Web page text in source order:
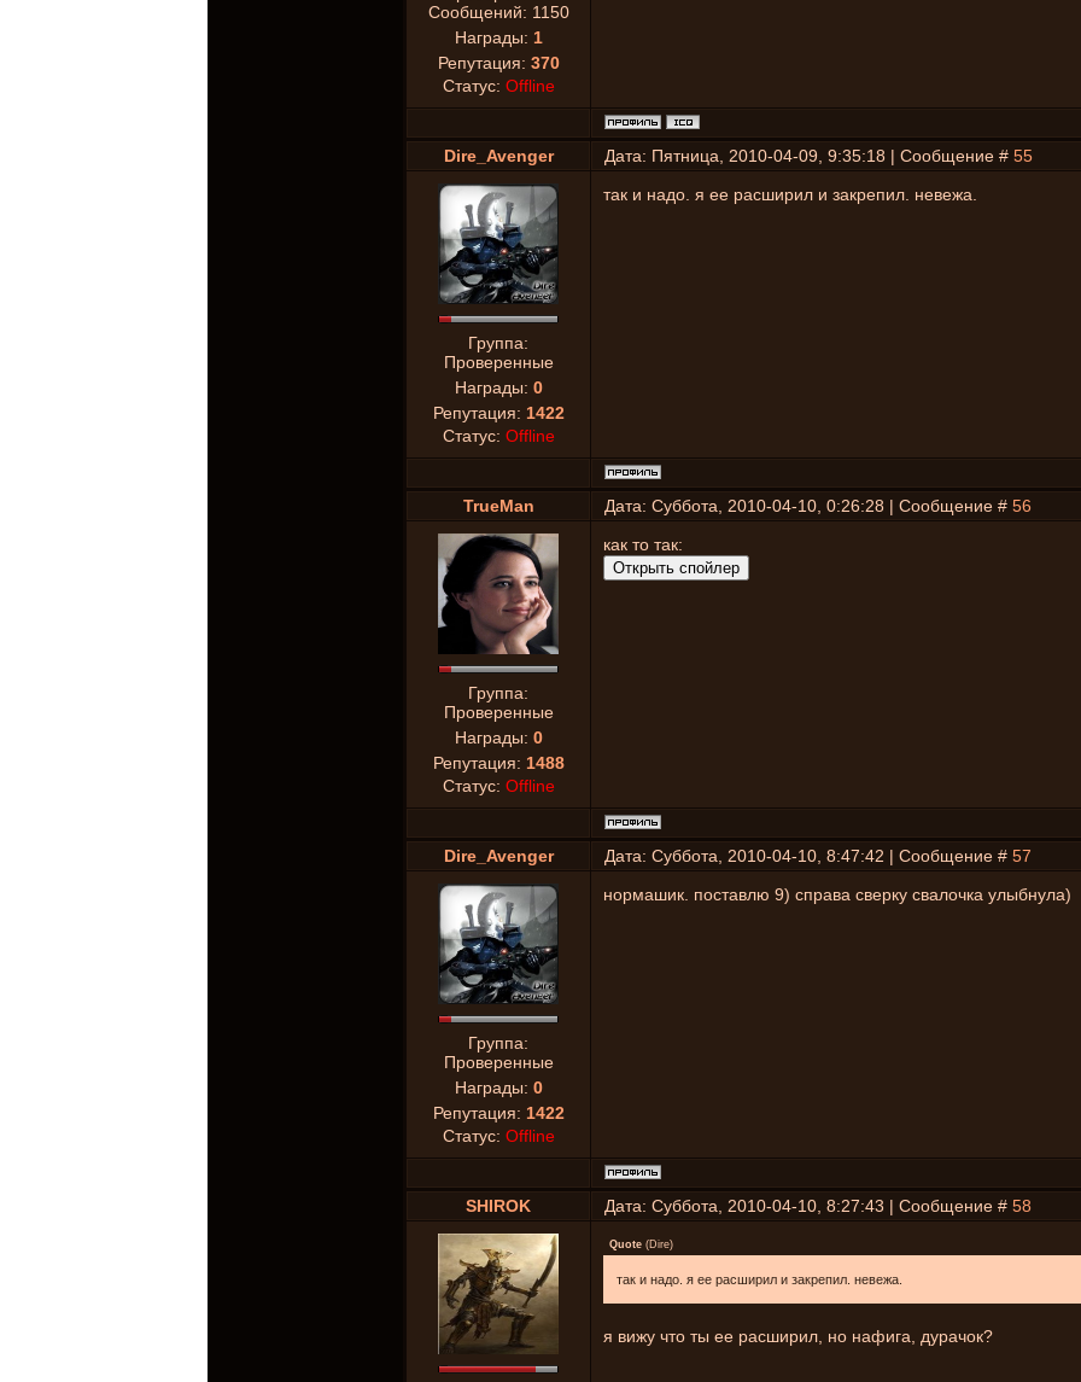
Сообщений: 1150
Награды: 1
Репутация: 370
Статус: Offline
Dire_Avenger Дата: Пятница, 2010-04-09, 9:35:18 | Сообщение # 55
Группа:
Проверенные
Награды: 0
Репутация: 1422
Статус: Offline
так и надо. я ее расширил и закрепил. невежа.
TrueMan Дата: Суббота, 2010-04-10, 0:26:28 | Сообщение # 56
Группа:
Проверенные
Награды: 0
Репутация: 1488
Статус: Offline
как то так:
Dire_Avenger Дата: Суббота, 2010-04-10, 8:47:42 | Сообщение # 57
Группа:
Проверенные
Награды: 0
Репутация: 1422
Статус: Offline
нормашик. поставлю 9) справа сверку свалочка улыбнула)
SHIROK Дата: Суббота, 2010-04-10, 8:27:43 | Сообщение # 58
Quote (Dire)
так и надо. я ее расширил и закрепил. невежа.
я вижу что ты ее расширил, но нафига, дурачок?